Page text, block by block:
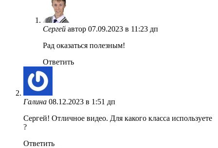
Сергей автор 07.09.2023 в 11:23 дп
Рад оказаться полезным!
Ответить
Галина 08.12.2023 в 1:51 дп
Cергей! Отличное видео. Для какого класса используете
?
Ответить